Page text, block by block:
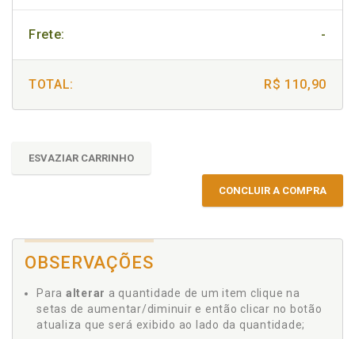
Frete: -
TOTAL: R$ 110,90
ESVAZIAR CARRINHO
CONCLUIR A COMPRA
OBSERVAÇÕES
Para alterar a quantidade de um item clique na
setas de aumentar/diminuir e então clicar no botão
atualiza que será exibido ao lado da quantidade;